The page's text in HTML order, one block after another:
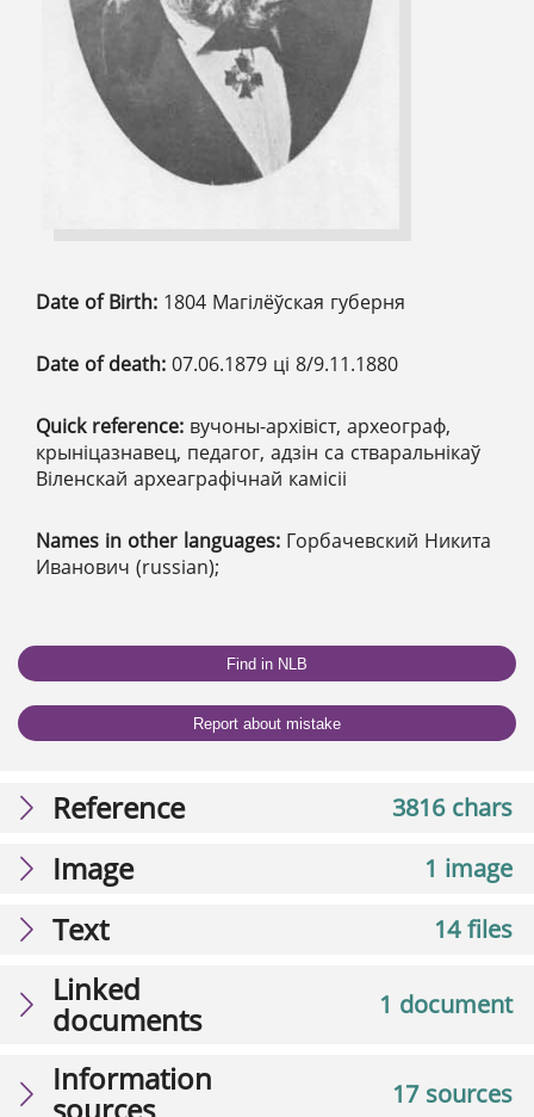
Date of Birth: 1804 Магілёўская губерня
Date of death: 07.06.1879 ці 8/9.11.1880
Quick reference: вучоны-архівіст, археограф,
крыніцазнавец, педагог, адзін са стваральнікаў
Віленскай археаграфічнай камісіі
Names in other languages: Горбачевский Никита
Иванович (russian);
Find in NLB
Report about mistake
3816 chars
Reference
1 image
Image
14 files
Text
1 document
Linked
documents
17 sources
Information